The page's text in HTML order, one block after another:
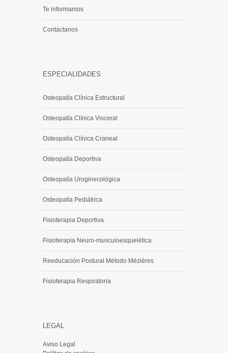
Te informamos
Contáctanos
ESPECIALIDADES
Osteopatía Clínica Estructural
Osteopatía Clínica Visceral
Osteopatía Clínica Craneal
Osteopatía Deportiva
Osteopatía Uroginecológica
Osteopatía Pediátrica
Fisioterapia Deportiva
Fisioterapia Neuro-musculoesquelética
Reeducación Postural Método Mézières
Fisioterapia Respiratoria
LEGAL
Aviso Legal